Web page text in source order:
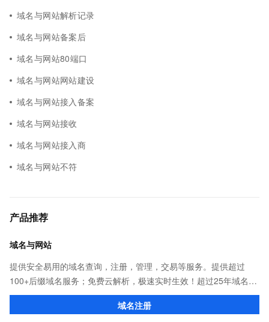
域名与网站解析记录
域名与网站备案后
域名与网站80端口
域名与网站网站建设
域名与网站接入备案
域名与网站接收
域名与网站接入商
域名与网站不符
产品推荐
域名与网站
提供安全易用的域名查询，注册，管理，交易等服务。提供超过
100+后缀域名服务；免费云解析，极速实时生效！超过25年域名服
务经验，累计超过4000万个域名在阿里云注册，连续多年市场NO.1
域名注册